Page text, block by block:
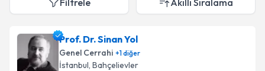
Filtrele Akıllı Sıralama
Prof. Dr. Sinan Yol
Genel Cerrahi +1diğer
İstanbul, Bahçelievler